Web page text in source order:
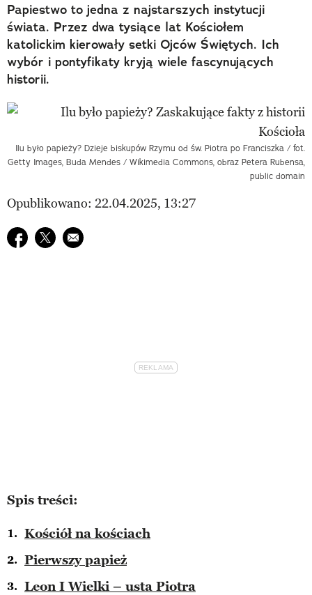
Papiestwo to jedna z najstarszych instytucji
świata. Przez dwa tysiące lat Kościołem
katolickim kierowały setki Ojców Świętych. Ich
wybór i pontyfikaty kryją wiele fascynujących
historii.
Ilu było papieży? Dzieje biskupów Rzymu od św. Piotra po Franciszka / fot.
Getty Images, Buda Mendes / Wikimedia Commons, obraz Petera Rubensa,
public domain
Opublikowano: 22.04.2025, 13:27
Udostępnij na facebook
Udostępnij na twitter
E-mail do przyjaciela
Spis treści:
Kościół na kościach
Pierwszy papież
Leon I Wielki – usta Piotra